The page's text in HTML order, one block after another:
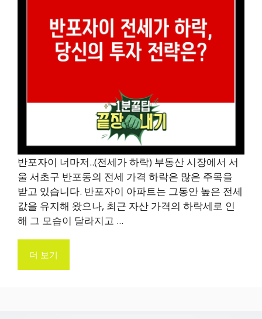
반포자이 너마저..(전세가 하락) 부동산 시장에서 서
울 서초구 반포동의 전세 가격 하락은 많은 주목을
받고 있습니다. 반포자이 아파트는 그동안 높은 전세
값을 유지해 왔으나, 최근 자산 가격의 하락세로 인
해 그 모습이 달라지고 ...
더 보기